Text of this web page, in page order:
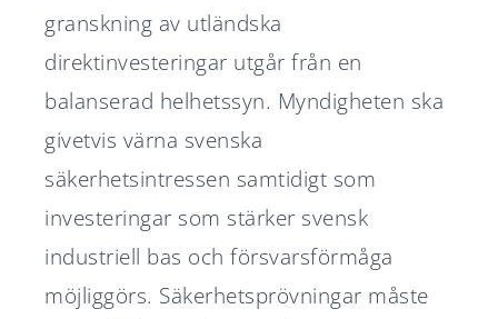
granskning av utländska
direktinvesteringar utgår från en
balanserad helhetssyn. Myndigheten ska
givetvis värna svenska
säkerhetsintressen samtidigt som
investeringar som stärker svensk
industriell bas och försvarsförmåga
möjliggörs. Säkerhetsprövningar måste